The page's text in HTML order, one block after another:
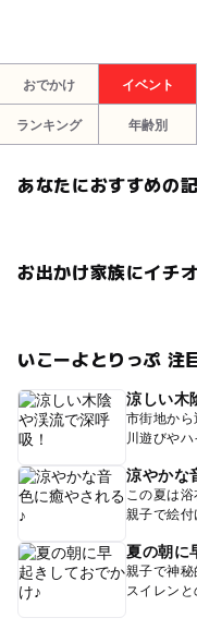
おでかけ イベント
ランキング 年齢別
あなたにおすすめの
お出かけ家族にイチ
いこーよとりっぷ 注
涼しい木
市街地か
川遊びや
涼やかな
この夏は浴
親子で絵付
夏の朝に
親子で神秘
スイレン